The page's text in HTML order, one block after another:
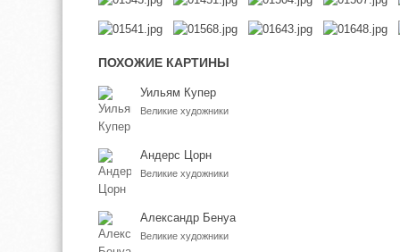
ПОХОЖИЕ КАРТИНЫ
Уильям Купер
Великие художники
Андерс Цорн
Великие художники
Александр Бенуа
Великие художники